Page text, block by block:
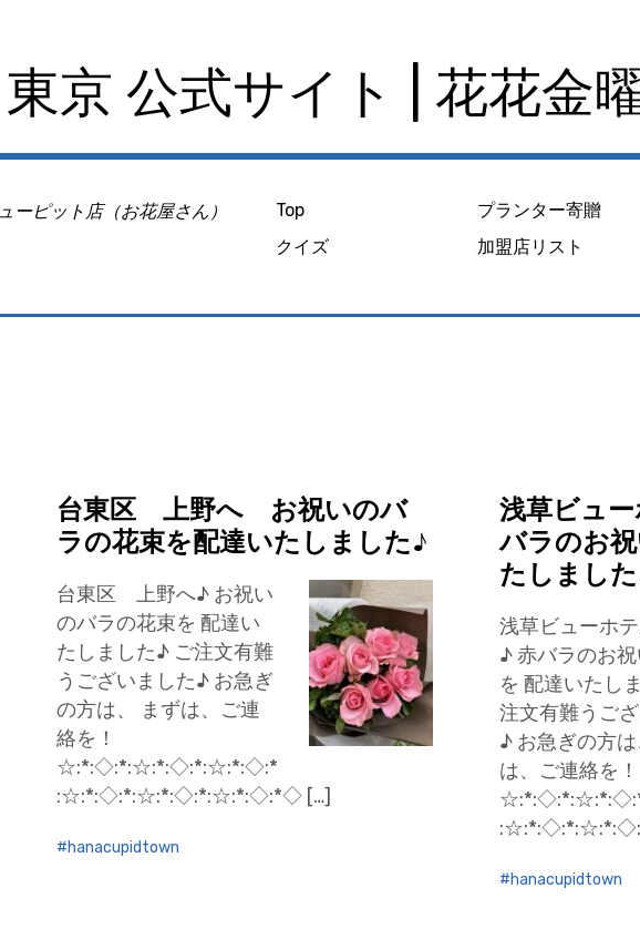
京 公式サイト | 花花金
ーピット店（お花屋さん）
Top
クイズ
プランター寄贈
加盟店リスト
台東区 上野へ お祝いのバ
ラの花束を配達いたしました♪
台東区 上野へ♪ お祝い
のバラの花束を 配達い
たしました♪ ご注文有難
うございました♪ お急ぎ
の方は、 まずは、ご連
絡を！
☆:*:◇:*:☆:*:◇:*:☆:*:◇:*
:☆:*:◇:*:☆:*:◇:*:☆:*:◇:*◇ […]
hanacupidtown
浅草ビュ
バラのお
たしまし
浅草ビューホ
♪ 赤バラのお
を 配達いたし
注文有難うご
♪ お急ぎの方
は、ご連絡を！
hanacupidtown